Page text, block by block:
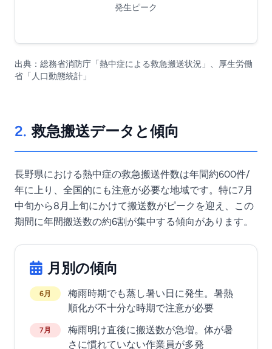
発生ピーク
出典：総務省消防庁「熱中症による救急搬送状況」、厚生労働
省「人口動態統計」
2. 救急搬送データと傾向
長野県における熱中症の救急搬送件数は年間約600件/
年に上り、全国的にも注意が必要な地域です。特に7月
中旬から8月上旬にかけて搬送数がピークを迎え、この
期間に年間搬送数の約6割が集中する傾向があります。
月別の傾向
6月
梅雨時期でも蒸し暑い日に発生。暑熱
順化が不十分な時期で注意が必要
7月
梅雨明け直後に搬送数が急増。体が暑
さに慣れていない作業員が多発